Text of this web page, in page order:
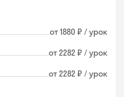
от 1880 ₽ / урок
от 2282 ₽ / урок
от 2282 ₽ / урок